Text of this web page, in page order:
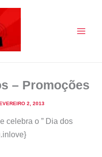
– Promoções
2, 2013
celebra o ” Dia dos